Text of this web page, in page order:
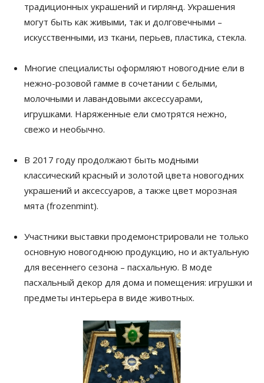
традиционных украшений и гирлянд. Украшения
могут быть как живыми, так и долговечными –
искусственными, из ткани, перьев, пластика, стекла.
Многие специалисты оформляют новогодние ели в
нежно-розовой гамме в сочетании с белыми,
молочными и лавандовыми аксессуарами,
игрушками. Наряженные ели смотрятся нежно,
свежо и необычно.
В 2017 году продолжают быть модными
классический красный и золотой цвета новогодних
украшений и аксессуаров, а также цвет морозная
мята (frozenmint).
Участники выставки продемонстрировали не только
основную новогоднюю продукцию, но и актуальную
для весеннего сезона – пасхальную. В моде
пасхальный декор для дома и помещения: игрушки и
предметы интерьера в виде животных.